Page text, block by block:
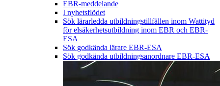
EBR-meddelande
I nyhetsflödet
Sök lärarledda utbildningstillfällen inom Wattityd
för elsäkerhetsutbildning inom EBR och EBR-
ESA
Sök godkända lärare EBR-ESA
Sök godkända utbildningsanordnare EBR-ESA